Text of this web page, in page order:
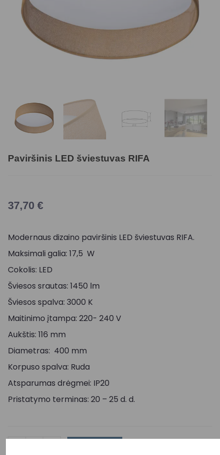
Paviršinis LED šviestuvas RIFA
37,70 €
Modernaus dizaino paviršinis LED šviestuvas RIFA.
Maksimali galia: 17,5 W
Cokolis: LED
Šviesos srautas: 1450 lm
Šviesos spalva: 3000 K
Maitinimo įtampa: 220- 240 V
Aukštis: 116 mm
Diametras: 400 mm
Korpuso spalva: Ruda
Atsparumas drėgmei: IP20
Pristatymo terminas: 20 – 25 d. d.